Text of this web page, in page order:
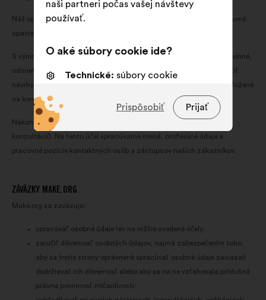
Náš oprávnený záujem riešiť vaše otázky a žiadosti (alebo predzmluvné
opatrenia, ak následne uzavrieme zmluvu).
S výnimkou kategórií osobných údajov, ktoré sú označené ako nepovinné,
odmietnutie poskytnúť uvedené údaje zabráni používateľovi predložiť
návrhy na konzultáciu (možnosť 1) a/alebo reagovať na návrhy predložené
na konzultáciu (možnosť 2).
Nakoniec spravujeme zmluvný vzťah s našimi klientmi (klientmi
konzultácií). Na tento účel spracúvame mená, profesijné údaje a
pracovné pozície kontaktných osôb a zástupcov našich zákazníkov.
ZÁVÄZKY MAKE.ORG
Make.org sa zaväzuje:
spracúvať osobné údaje len na nižšie uvedené účely;
zaručiť dôvernosť osobných údajov, najmä zabezpečením toho,
aby sa tretie strany oprávnené spracúvať osobné údaje zaviazali
dodržiavať ich dôvernosť alebo aby sa na ne vzťahovala príslušná
právna povinnosť mlčanlivosti;
naši partneri počas vašej návštevy
používať.
O aké súbory cookie ide?
Technické: súbory cookie
zlepšenie vášho zážitku pre
návšteve webu
obohatenie analýzy vašich
občianskych konzultácií súhrnným
Sociálne siete:
ktoré nám pomáhajú optimalizovať
náš dopad prostredníctvom
Prijať
Prispôsobiť